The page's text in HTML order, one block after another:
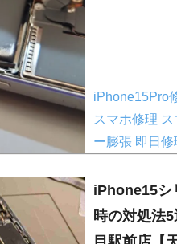
iPhone15Pro
スマホ修理
ー膨張 即日
iPhone15シ
時の対処法